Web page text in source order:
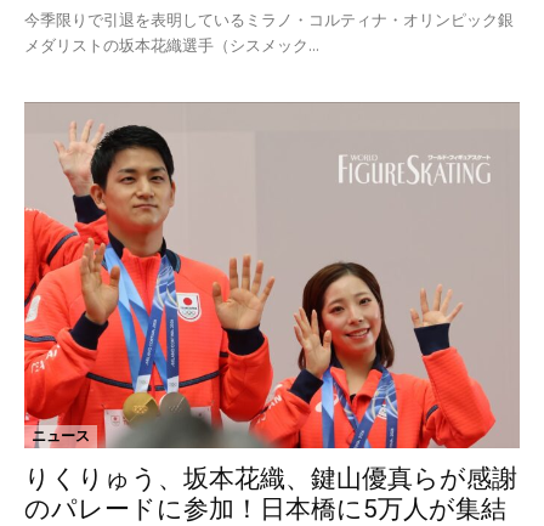
今季限りで引退を表明しているミラノ・コルティナ・オリンピック銀
メダリストの坂本花織選手（シスメック...
ニュース
りくりゅう、坂本花織、鍵山優真らが感謝
のパレードに参加！日本橋に5万人が集結